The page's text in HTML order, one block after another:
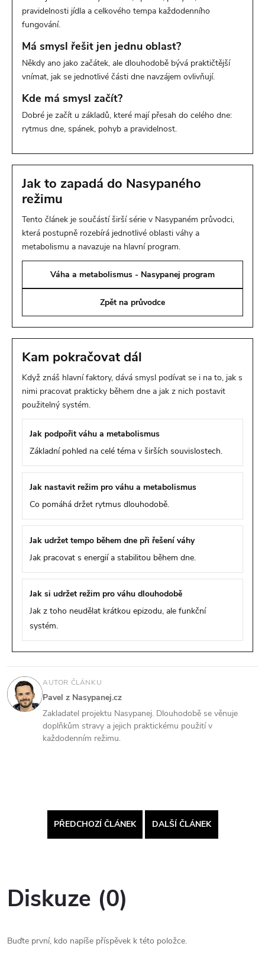
pravidelnosti jídla a celkového tempa každodenního
fungování.
Má smysl řešit jen jednu oblast?
Někdy ano jako začátek, ale dlouhodobě bývá praktičtější
vnímat, jak se jednotlivé části dne navzájem ovlivňují.
Kde má smysl začít?
Dobré je začít u základů, které mají přesah do celého dne:
rytmus dne, spánek, pohyb a pravidelnost.
Jak to zapadá do Nasypaného
režimu
Tento článek je součástí širší série v Nasypaném průvodci,
která postupně rozebírá jednotlivé oblasti váhy a
metabolismu a navazuje na hlavní program.
Váha a metabolismus - Nasypanej program
Zpět na průvodce
Kam pokračovat dál
Když znáš hlavní faktory, dává smysl podívat se i na to, jak s
nimi pracovat prakticky během dne a jak z nich postavit
použitelný systém.
Jak podpořit váhu a metabolismus
Základní pohled na celé téma v širších souvislostech.
Jak nastavit režim pro váhu a metabolismus
Co pomáhá držet rytmus dlouhodobě.
Jak udržet tempo během dne při řešení váhy
Jak pracovat s energií a stabilitou během dne.
Jak si udržet režim pro váhu dlouhodobě
Jak z toho neudělat krátkou epizodu, ale funkční
systém.
AUTOR ČLÁNKU
Pavel z Nasypanej.cz
Zakladatel projektu Nasypanej. Dlouhodobě se věnuje
doplňkům stravy a jejich praktickému použití v
každodenním režimu.
PŘEDCHOZÍ ČLÁNEK DALŠÍ ČLÁNEK
Diskuze (0)
Buďte první, kdo napíše příspěvek k této položce.